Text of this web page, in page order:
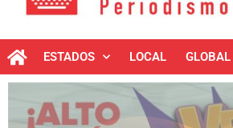
ESTADOS LOCAL GLOBAL